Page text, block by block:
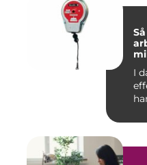
I